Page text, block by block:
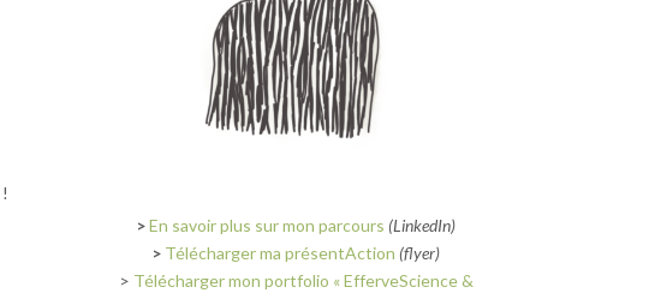
!
>En savoir plus sur mon parcours (LinkedIn)
> Télécharger ma présentAction (flyer)
> Télécharger mon portfolio « EfferveScience &